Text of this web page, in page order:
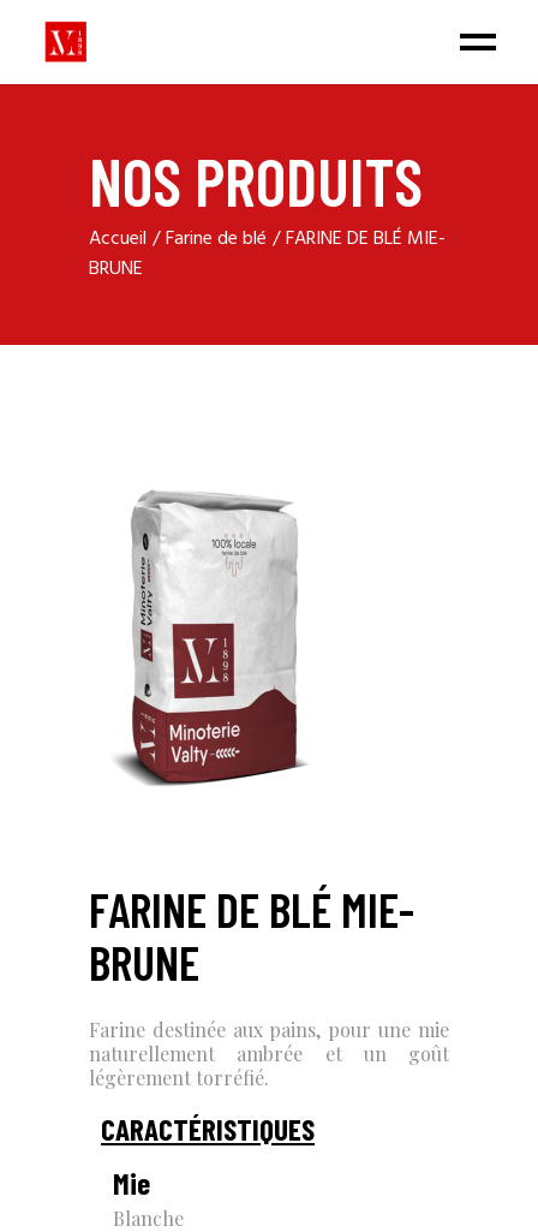
NOS PRODUITS
Accueil Farine de blé
FARINE DE BLÉ MIE-
BRUNE
FARINE DE BLÉ MIE-
BRUNE
Farine destinée aux pains, pour une mie
naturellement ambrée et un goût
légèrement torréfié.
CARACTÉRISTIQUES
Mie
Blanche